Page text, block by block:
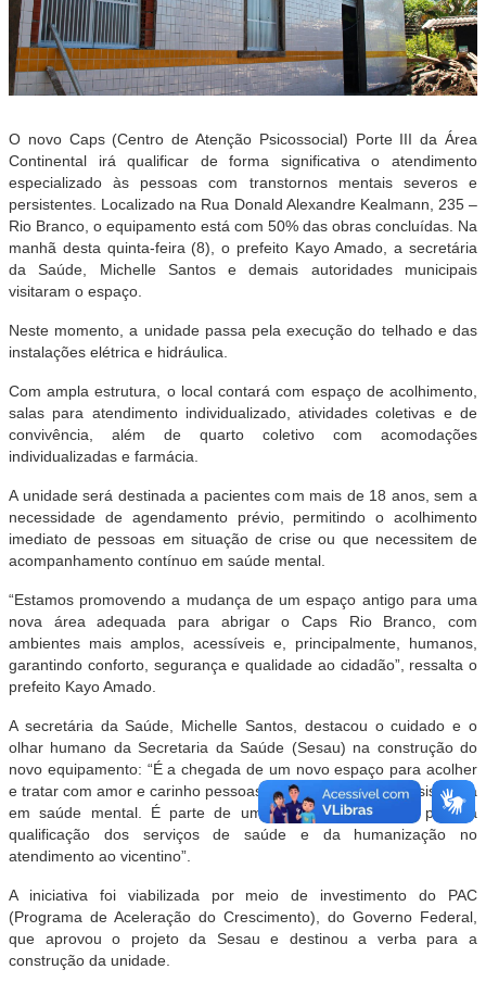
O novo Caps (Centro de Atenção Psicossocial) Porte III da Área
Continental irá qualificar de forma significativa o atendimento
especializado às pessoas com transtornos mentais severos e
persistentes. Localizado na Rua Donald Alexandre Kealmann, 235 –
Rio Branco, o equipamento está com 50% das obras concluídas. Na
manhã desta quinta-feira (8), o prefeito Kayo Amado, a secretária
da Saúde, Michelle Santos e demais autoridades municipais
visitaram o espaço.
Neste momento, a unidade passa pela execução do telhado e das
instalações elétrica e hidráulica.
Com ampla estrutura, o local contará com espaço de acolhimento,
salas para atendimento individualizado, atividades coletivas e de
convivência, além de quarto coletivo com acomodações
individualizadas e farmácia.
A unidade será destinada a pacientes com mais de 18 anos, sem a
necessidade de agendamento prévio, permitindo o acolhimento
imediato de pessoas em situação de crise ou que necessitem de
acompanhamento contínuo em saúde mental.
“Estamos promovendo a mudança de um espaço antigo para uma
nova área adequada para abrigar o Caps Rio Branco, com
ambientes mais amplos, acessíveis e, principalmente, humanos,
garantindo conforto, segurança e qualidade ao cidadão”, ressalta o
prefeito Kayo Amado.
A secretária da Saúde, Michelle Santos, destacou o cuidado e o
olhar humano da Secretaria da Saúde (Sesau) na construção do
novo equipamento: “É a chegada de um novo espaço para acolher
e tratar com amor e carinho pessoas que necessitam de assistência
em saúde mental. É parte de um grande trabalho em prol da
qualificação dos serviços de saúde e da humanização no
atendimento ao vicentino”.
A iniciativa foi viabilizada por meio de investimento do PAC
(Programa de Aceleração do Crescimento), do Governo Federal,
que aprovou o projeto da Sesau e destinou a verba para a
construção da unidade.